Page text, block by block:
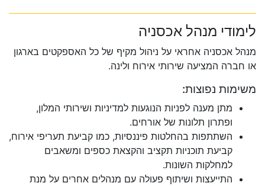
לימודי מנהל אכסניה
מנהל אכסניה אחראי על ניהול מקיף של כל האספקטים בארגון
או חברה המציעה שירותי אירוח ולינה.
משימות נפוצות:
מתן מענה לפניות הנוגעות למדיניות ושירותי המלון,
ופתרון תלונות של אורחים.
השתתפות בהחלטות פיננסיות, כמו קביעת תעריפי אירוח,
קביעת תוכניות תקציב והקצאת כספים ומשאבים
למחלקות השונות.
התייעצות ושיתוף פעולה עם מנהלים אחרים על מנת